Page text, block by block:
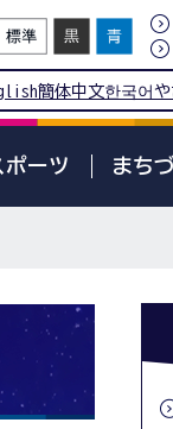
簡体中文한국어
ーツ まち